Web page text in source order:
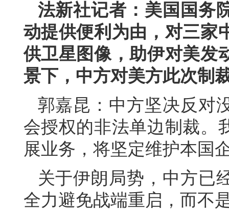
法新社记者：美国国务
动提供便利为由，对三家
供卫星图像，助伊对美发
景下，中方对美方此次制
郭嘉昆：中方坚决反对
会授权的非法单边制裁。
展业务，将坚定维护本国
关于伊朗局势，中方已
全力避免战端重启，而不